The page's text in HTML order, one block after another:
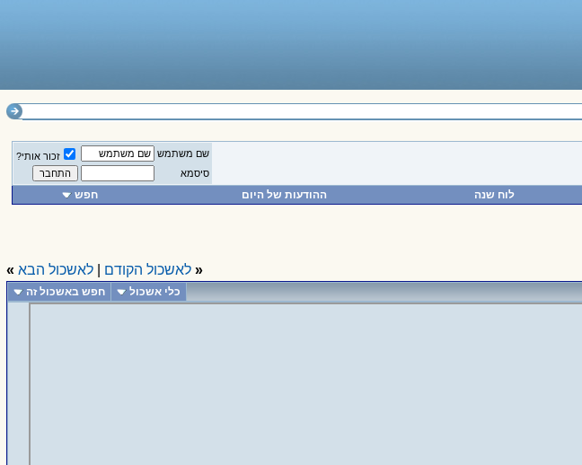
שם משתמש
זכור אותי?
סיסמא
לוח שנה ההודעות של היום חפש
« לאשכול הקודם לאשכול הבא »
כלי אשכול חפש באשכול זה